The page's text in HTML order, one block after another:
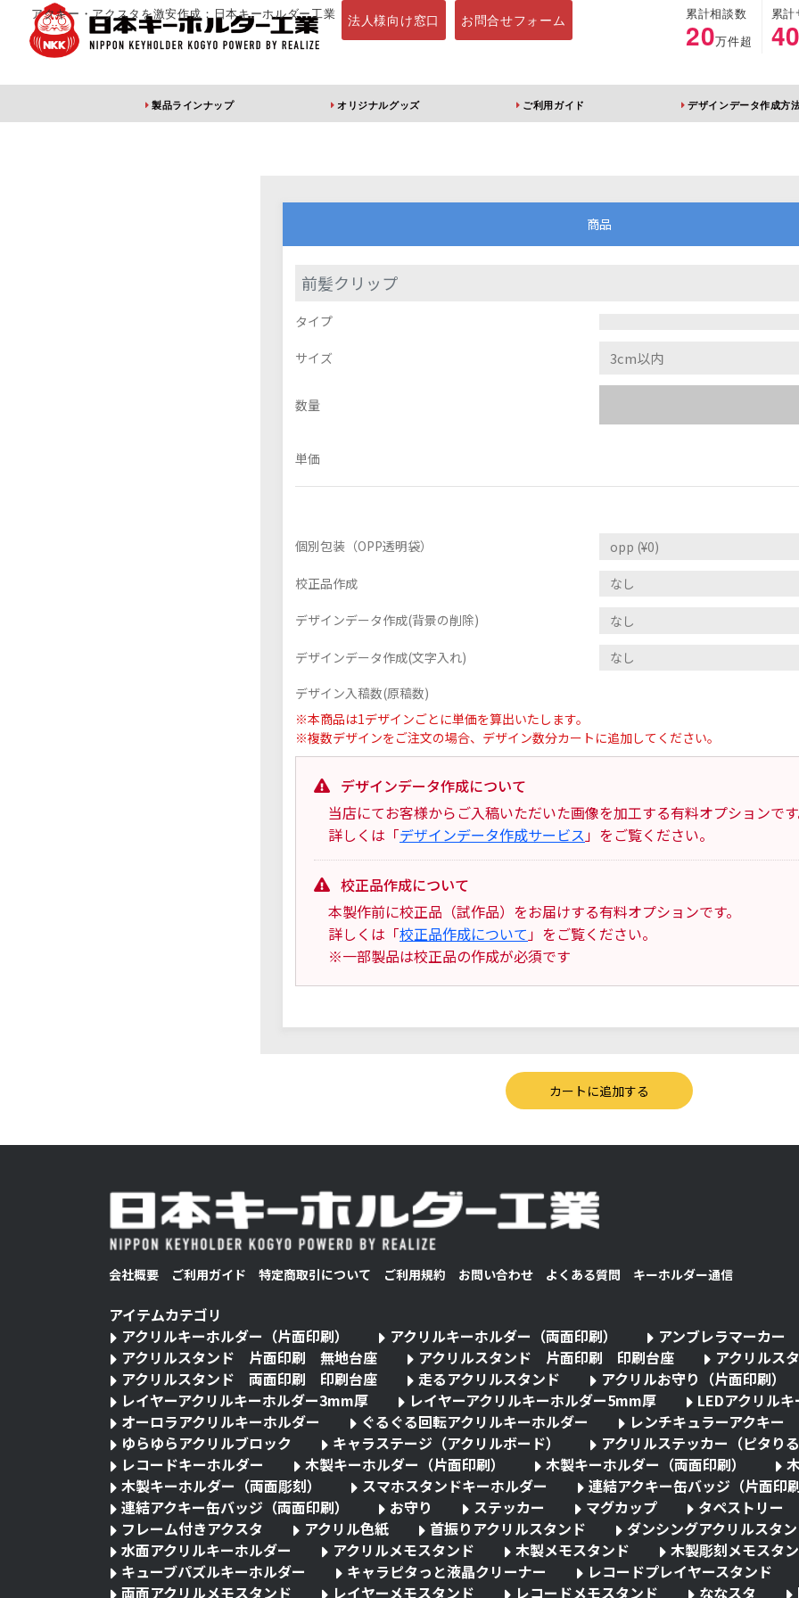
アクキー・アクスタを激安作成：日本キーホルダー工業 法人様向け窓口 お問合せフォーム 累計相談数
20万件超
累
製品ラインナップ オリジナルグッズ ご利用ガイド デザインデータ作成方
アクリルキーホルダー
商品
前髪クリップ
タイプ
サイズ
数量
単価
個別包装（OPP透明袋）
校正品作成
デザインデータ作成(背景の削除)
デザインデータ作成(文字入れ)
デザイン入稿数(原稿数)
※本商品は1デザインごとに単価を算出いたします。
※複数デザインをご注文の場合、デザイン数分カートに追加してください。
デザインデータ作成について
当店にてお客様からご入稿いただいた画像を加工する有料オプションで
詳しくは「デザインデータ作成サービス」をご覧ください。
校正品作成について
本製作前に校正品（試作品）をお届けする有料オプションです。
詳しくは「校正品作成について」をご覧ください。
※一部製品は校正品の作成が必須です
会社概要 ご利用ガイド 特定商取引について ご利用規約 お問い合わせ よくある質問 キーホルダー通信
アイテムカテゴリ
アクリルキーホルダー（片面印刷）
アクリルキーホルダー（両面印刷）
アンブレラマーカー
アクリルスタンド 片面印刷 無地台座
アクリルスタンド 片面印刷 印刷台座
アクリル
アクリルスタンド 両面印刷 印刷台座
走るアクリルスタンド
アクリルお守り（片面印刷）
レイヤーアクリルキーホルダー3mm厚
レイヤーアクリルキーホルダー5mm厚
LEDアクリル
オーロラアクリルキーホルダー
ぐるぐる回転アクリルキーホルダー
レンチキュラーアクキー
ゆらゆらアクリルブロック
キャラステージ（アクリルボード）
アクリルステッカー（ピタり
レコードキーホルダー
木製キーホルダー（片面印刷） 木製キーホルダー（両面印刷）
木製キーホルダー（両面彫刻）
スマホスタンドキーホルダー
連結アクキー缶バッジ（片面印
連結アクキー缶バッジ（両面印刷）
お守り ステッカー マグカップ
タペストリー
フレーム付きアクスタ
アクリル色紙 首振りアクリルスタンド
ダンシングアクリルスタ
水面アクリルキーホルダー
アクリルメモスタンド 木製メモスタンド
木製彫刻メモスタ
キューブパズルキーホルダー
キャラピタっと液晶クリーナー
レコードプレイヤースタンド
両面アクリルメモスタンド
レイヤーメモスタンド レコードメモスタンド ななスタ